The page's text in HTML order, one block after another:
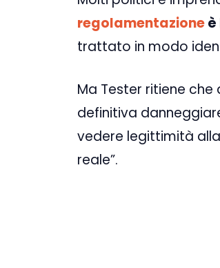
regolamentazione
trattato in modo
Ma Tester ritiene
definitiva
vedere legittimità
reale”.